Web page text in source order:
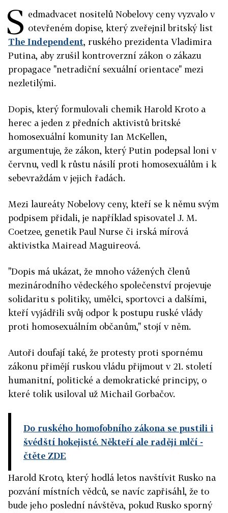
S edmadvacet nositelů Nobelovy ceny vyzvalo v
otevřeném dopise, který zveřejnil britský list
The Independent, ruského prezidenta Vladimira
Putina, aby zrušil kontroverzní zákon o zákazu
propagace "netradiční sexuální orientace" mezi
nezletilými.
Dopis, který formulovali chemik Harold Kroto a
herec a jeden z předních aktivistů britské
homosexuální komunity Ian McKellen,
argumentuje, že zákon, který Putin podepsal loni v
červnu, vedl k růstu násilí proti homosexuálům i k
sebevraždám v jejich řadách.
Mezi laureáty Nobelovy ceny, kteří se k němu svým
podpisem přidali, je například spisovatel J. M.
Coetzee, genetik Paul Nurse či irská mírová
aktivistka Mairead Maguireová.
"Dopis má ukázat, že mnoho vážených členů
mezinárodního vědeckého společenství projevuje
solidaritu s politiky, umělci, sportovci a dalšími,
kteří vyjádřili svůj odpor k postupu ruské vlády
proti homosexuálním občanům," stojí v něm.
Autoři doufají také, že protesty proti spornému
zákonu přimějí ruskou vládu přijmout v 21. století
humanitní, politické a demokratické principy, o
které tolik usiloval už Michail Gorbačov.
Do ruského homofobního zákona se pustili i
švédští hokejisté. Někteří ale raději mlčí -
čtěte ZDE
Harold Kroto, který hodlá letos navštívit Rusko na
pozvání místních vědců, se navíc zapřisáhl, že to
bude jeho poslední návštěva, pokud Rusko sporný